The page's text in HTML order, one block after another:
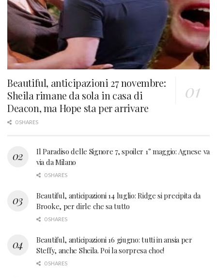
Beautiful, anticipazioni 27 novembre:
Sheila rimane da sola in casa di
Deacon, ma Hope sta per arrivare
0 SHARES
Il Paradiso delle Signore 7, spoiler 1° maggio: Agnese va
via da Milano
0 SHARES
Beautiful, anticipazioni 14 luglio: Ridge si precipita da
Brooke, per dirle che sa tutto
0 SHARES
Beautiful, anticipazioni 16 giugno: tutti in ansia per
Steffy, anche Sheila. Poi la sorpresa choc!
0 SHARES